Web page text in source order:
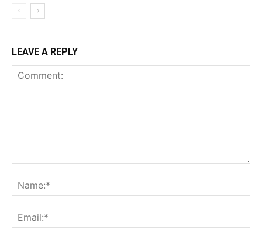
LEAVE A REPLY